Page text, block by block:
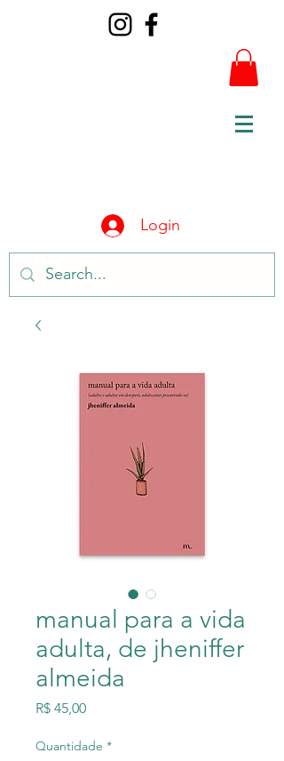
Login
manual para a vida
adulta, de jheniffer
almeida
R$ 45,00Preço
Quantidade *